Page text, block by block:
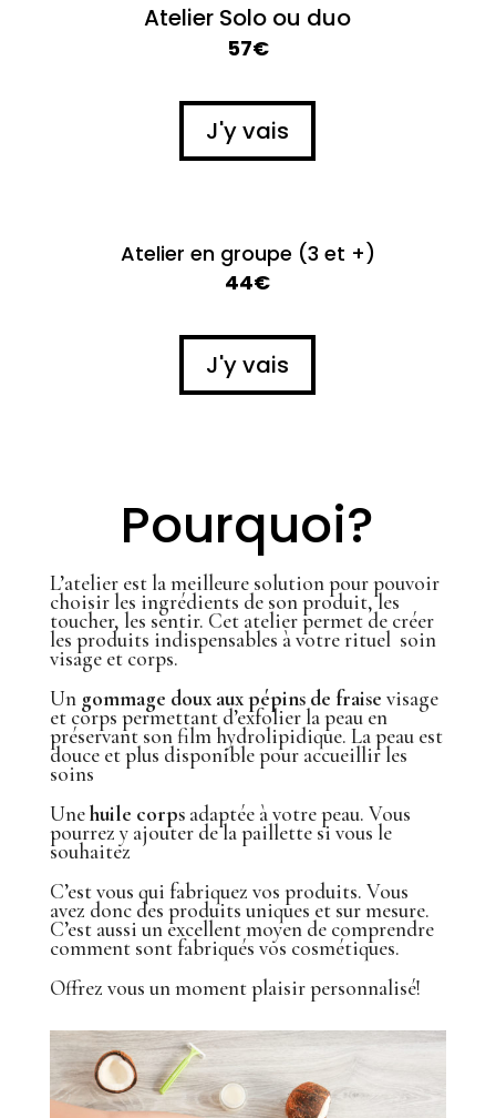
Atelier Solo ou duo
57€
J'y vais
Atelier en groupe (3 et +)
44€
J'y vais
Pourquoi?
L’atelier est la meilleure solution pour pouvoir
choisir les ingrédients de son produit, les
toucher, les sentir. Cet atelier permet de créer
les produits indispensables à votre rituel soin
visage et corps.
Un gommage doux aux pépins de fraise visage
et corps permettant d’exfolier la peau en
préservant son film hydrolipidique. La peau est
douce et plus disponible pour accueillir les
soins
Unehuile corpsadaptée à votre peau. Vous
pourrez y ajouter de la paillette si vous le
souhaitez
C’est vous qui fabriquez vos produits. Vous
avez donc des produits uniques et sur mesure.
C’est aussi un excellent moyen de comprendre
comment sont fabriqués vos cosmétiques.
Offrez vous un moment plaisir personnalisé!